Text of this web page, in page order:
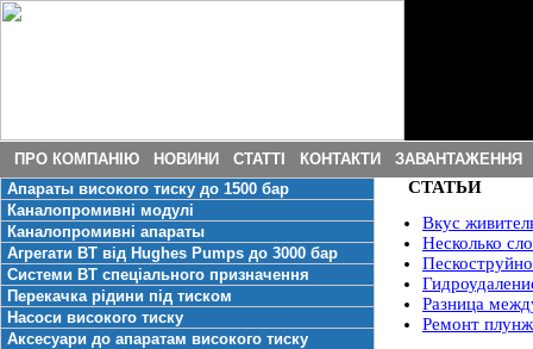
ПРО КОМПАНІЮ НОВИНИ СТАТТІ КОНТАКТИ
ЗАВАНТАЖЕННЯ
Апараты високого тиску до 1500 бар
Каналопромивні модулі
Каналопромивні апараты
Агрегати ВТ від Hughes Pumps до 3000 бар
Системи ВТ спеціального призначення
Перекачка рідини під тиском
Насоси високого тиску
Аксесуари до апаратам високого тиску
СТАТЬИ
Вкус
Несколько
Разница
Ремонт